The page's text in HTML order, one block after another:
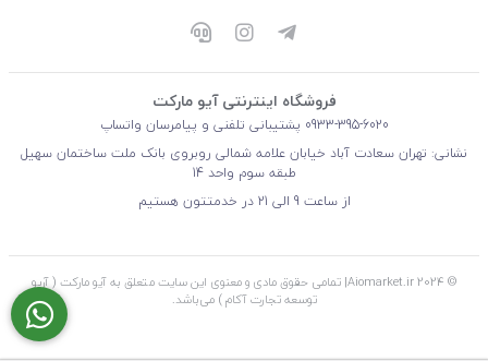
فروشگاه اینترنتی آیو مارکت
0933-395-6020 پشتیبانی تلفنی و پیامرسان واتساپ
نشانی: تهران سعادت آباد خیابان علامه شمالی روبروی بانک ملت ساختمان سهیل
طبقه سوم واحد 14
از ساعت 9 الی 21 در خدمتتون هستیم
© 2024 Aiomarket.ir| تمامی حقوق مادی و معنوی این سایت متعلق به آیو مارکت ( آریو
توسعه تجارت آکام ) می‌باشد.